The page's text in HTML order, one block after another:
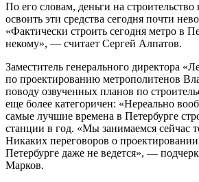
По его словам, деньги на
освоить эти средства сегодня почти
«Фактически строить сегодня метро в
некому», — считает Сергей Алпатов.
Заместитель генерального директора
по проектированию метрополитенов
поводу озвученных планов по
еще более категоричен: «Нереально
самые лучшие времена в Петербурге
станции в год. «Мы занимаемся сейчас
Никаких переговоров о
Петербурге даже не ведется», —
Марков.